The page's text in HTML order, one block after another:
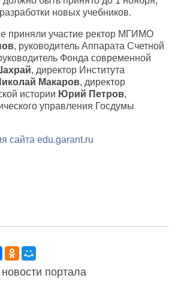
новых учебников.
приняли участие ректор МГИМО
, руководитель Аппарата Счетной
Фонда современной
, директор Института
Макаров, директор
истории Юрий Петров,
управления Госдумы
сайта edu.garant.ru
портала